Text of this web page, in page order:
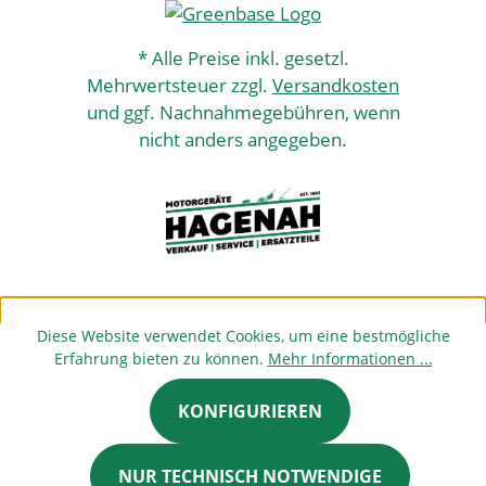
* Alle Preise inkl. gesetzl.
Mehrwertsteuer zzgl. Versandkosten
und ggf. Nachnahmegebühren, wenn
nicht anders angegeben.
Diese Website verwendet Cookies, um eine bestmögliche
Erfahrung bieten zu können. Mehr Informationen ...
NUR TECHNISCH NOTWENDIGE
KONFIGURIEREN